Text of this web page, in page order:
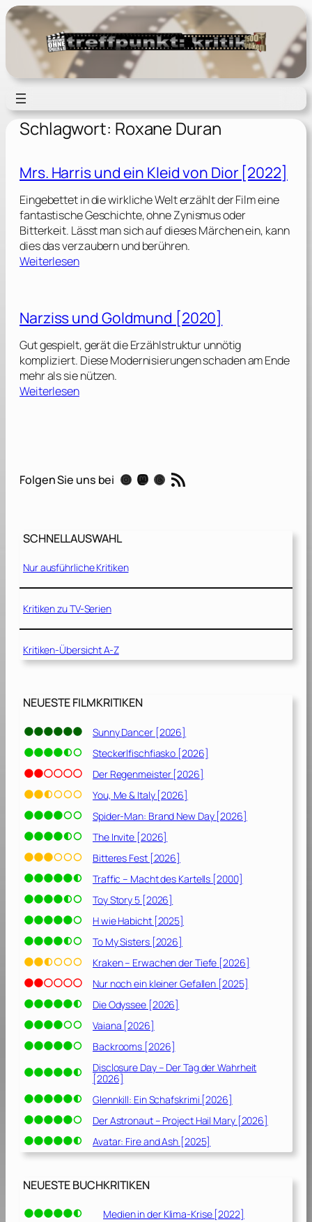
Zum
Inhalt
springen
Schlagwort: Roxane Duran
Mrs. Harris und ein Kleid von Dior [2022]
Eingebettet in die wirkliche Welt erzählt der Film eine
fantastische Geschichte, ohne Zynismus oder
Bitterkeit. Lässt man sich auf dieses Märchen ein, kann
dies das verzaubern und berühren.
Weiterlesen:
.
H
a
r
r
d
K
e
v
o
n
D
r
2
0
2
2
]
Narziss und Goldmund [2020]
Gut gespielt, gerät die Erzählstruktur unnötig
kompliziert. Diese Modernisierungen schaden am Ende
mehr als sie nützen.
Weiterlesen:
s
d
o
l
d
n
d
2
2
0
]
Folgen Sie uns bei Instagram Mastodon Threads RSS-Feed
SCHNELLAUSWAHL
Nur ausführliche Kritiken
Kritiken zu TV-Serien
Kritiken-Übersicht A-Z
NEUESTE FILMKRITIKEN
Sunny Dancer [2026]
Steckerlfischfiasko [2026]
Der Regenmeister [2026]
You, Me & Italy [2026]
Spider-Man: Brand New Day [2026]
The Invite [2026]
Bitteres Fest [2026]
Traffic – Macht des Kartells [2000]
Toy Story 5 [2026]
H wie Habicht [2025]
To My Sisters [2026]
Kraken – Erwachen der Tiefe [2026]
Nur noch ein kleiner Gefallen [2025]
Die Odyssee [2026]
Vaiana [2026]
Backrooms [2026]
Disclosure Day – Der Tag der Wahrheit
[2026]
Glennkill: Ein Schafskrimi [2026]
Der Astronaut – Project Hail Mary [2026]
Avatar: Fire and Ash [2025]
NEUESTE BUCHKRITIKEN
Medien in der Klima-Krise [2022]